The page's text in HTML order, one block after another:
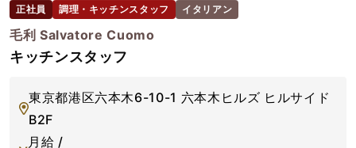
正社員 調理・キッチンスタッフ イタリアン
毛利 Salvatore Cuomo
キッチンスタッフ
東京都港区六本木6-10-1 六本木ヒルズ ヒルサイド
B2F
月給 /